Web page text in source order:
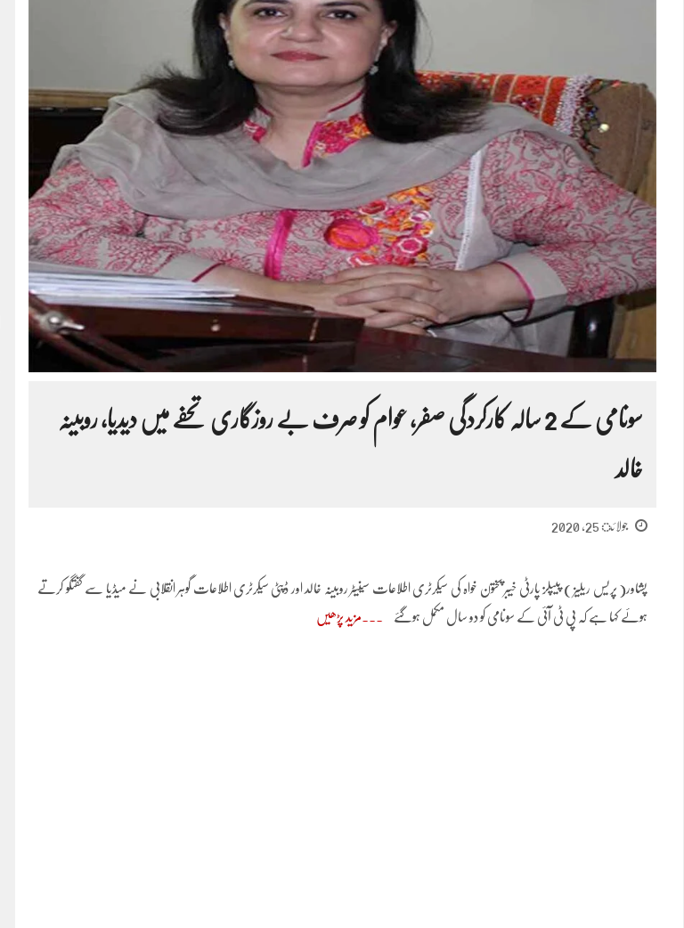
سونامی کے 2 سالہ کارکردگی صفر، عوام کو صرف بے روزگاری تحفے میں دیدیا، روبینہ
خالد
جولائ 25, 2020
پشاور( پریس ریلیز ) پیپلز پارٹی خیبر پختون خواہ کی سیکرٹری اطلاعات سینیٹر روبینہ خالد اور ڈپٹی سیکرٹری اطلاعات گوہر انقلابی نے میڈیا سے گفتگو کرتے
ہوئے کہا ہے کہ پی ٹی آئی کے سونامی کو دو سال مکمل ہوگئے مزید پڑھیں